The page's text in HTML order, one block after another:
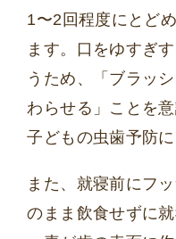
1〜2回程度にとど
ます。口をゆすぎ
うため、「ブラッ
わらせる」ことを
子どもの虫歯予防
また、就寝前にフ
のまま飲食せずに